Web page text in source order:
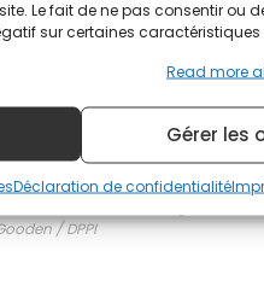
Le fait de ne pas consentir ou
sur certaines caractéristiques
Read more
Gérer les
Déclaration de confidentialité
Elf Matmut, Alpine A480,
del Motor de Aragón, from
/ DPPI